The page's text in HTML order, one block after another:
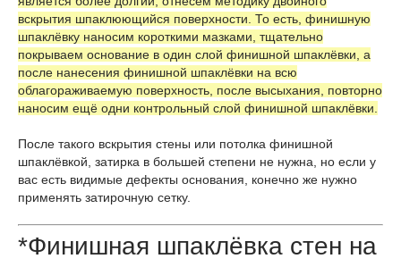
вскрытия шпаклюющийся поверхности. То есть, финишную
шпаклёвку наносим короткими мазками, тщательно
покрываем основание в один слой финишной шпаклёвки, а
после нанесения финишной шпаклёвки на всю
облагораживаемую поверхность, после высыхания, повторно
наносим ещё одни контрольный слой финишной шпаклёвки.
После такого вскрытия стены или потолка финишной
шпаклёвкой, затирка в большей степени не нужна, но если у
вас есть видимые дефекты основания, конечно же нужно
применять затирочную сетку.
*Финишная шпаклёвка стен на